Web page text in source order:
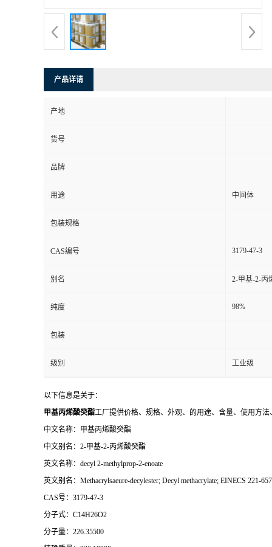
产品详请
产地
货号
品牌
用途 中间体
包装规格
CAS编号 3179-47-3
别名 2-甲基-2-丙
纯度 98%
包装
级别 工业级
以下信息是关于：
甲基丙烯酸癸酯工厂提供价格、规格、外观、的用途、含量、使用方
中文名称：甲基丙烯酸癸酯
中文别名：2-甲基-2-丙烯酸癸酯
英文名称：decyl 2-methylprop-2-enoate
英文别名：Methacrylsaeure-decylester; Decyl methacrylate; EINECS 221-
CAS号：3179-47-3
分子式：C14H26O2
分子量：226.35500